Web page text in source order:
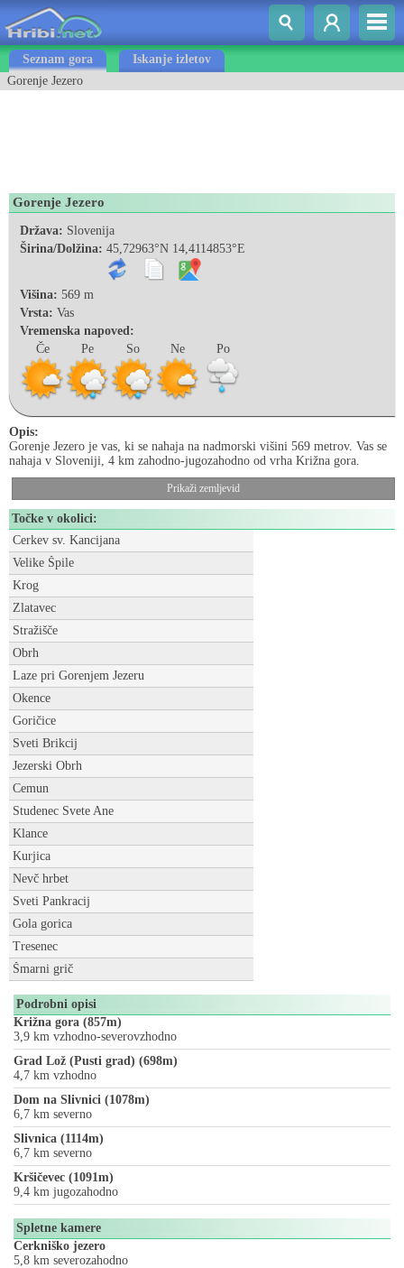
Seznam gora
Iskanje izletov
Gorenje Jezero
Gorenje Jezero
Država: Slovenija
Širina/Dolžina: 45,72963°N 14,4114853°E
Višina: 569 m
Vrsta: Vas
Vremenska napoved:
Če
Pe So Ne Po
Opis:
Gorenje Jezero je vas, ki se nahaja na nadmorski višini 569 metrov. Vas se
nahaja v Sloveniji, 4 km zahodno-jugozahodno od vrha Križna gora.
Prikaži zemljevid
Točke v okolici:
Cerkev sv. Kancijana
Velike Špile
Krog
Zlatavec
Stražišče
Obrh
Laze pri Gorenjem Jezeru
Okence
Goričice
Sveti Brikcij
Jezerski Obrh
Cemun
Studenec Svete Ane
Klance
Kurjica
Nevč hrbet
Sveti Pankracij
Gola gorica
Tresenec
Šmarni grič
Podrobni opisi
Križna gora (857m)
3,9 km vzhodno-severovzhodno
Grad Lož (Pusti grad) (698m)
4,7 km vzhodno
Dom na Slivnici (1078m)
6,7 km severno
Slivnica (1114m)
6,7 km severno
Kršičevec (1091m)
9,4 km jugozahodno
Spletne kamere
Cerkniško jezero
5,8 km severozahodno